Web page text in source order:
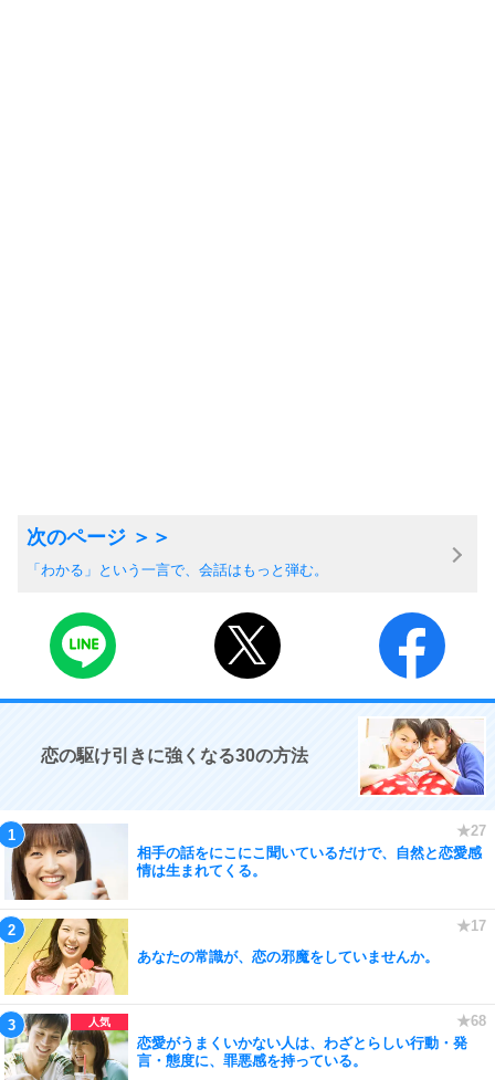
「わかる」という一言で、会話はもっと弾む。
恋の駆け引きに強くなる30の方法
相手の話をにこにこ聞いているだけで、自然と恋愛感
情は生まれてくる。
あなたの常識が、恋の邪魔をしていませんか。
恋愛がうまくいかない人は、わざとらしい行動・発
言・態度に、罪悪感を持っている。